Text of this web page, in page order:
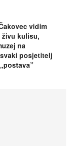
vidim
kulisu,
na
posjetitelj